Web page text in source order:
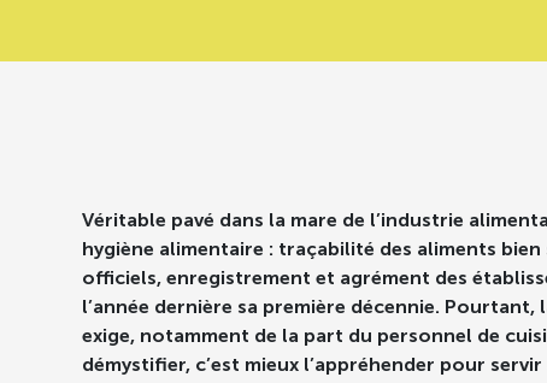
Véritable pavé dans la mare de l’industrie
hygiène alimentaire : traçabilité des aliments
officiels, enregistrement et agrément des
l’année dernière sa première décennie.
exige, notamment de la part du personnel de
démystifier, c’est mieux l’appréhender pour